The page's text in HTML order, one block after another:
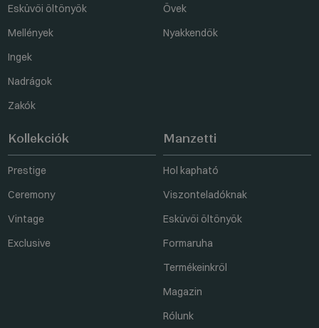
Esküvői öltönyök
Mellények
Ingek
Nadrágok
Zakók
Övek
Nyakkendők
Kollekciók
Prestige
Ceremony
Vintage
Exclusive
Manzetti
Hol kapható
Viszonteladóknak
Esküvői öltönyök
Formaruha
Termékeinkről
Magazin
Rólunk